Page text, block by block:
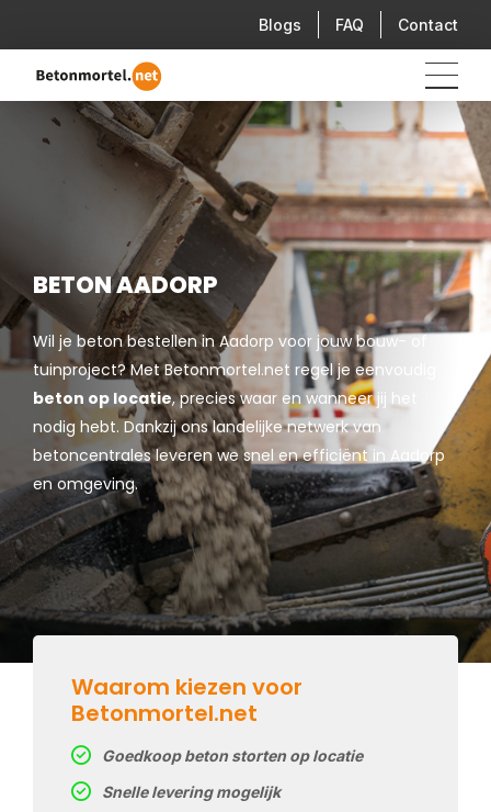
Blogs FAQ Contact
BETON AADORP
Wil je beton bestellen in Aadorp voor jouw bouw- of
tuinproject? Met Betonmortel.net regel je eenvoudig
beton op locatie, precies waar en wanneer jij het
nodig hebt. Dankzij ons landelijke netwerk van
betoncentrales leveren we snel en efficiënt in Aadorp
en omgeving.
Waarom kiezen voor
Betonmortel.net
Goedkoop beton storten op locatie
Snelle levering mogelijk